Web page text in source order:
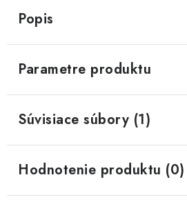
Popis
Parametre produktu
Súvisiace súbory (1)
Hodnotenie produktu (0)